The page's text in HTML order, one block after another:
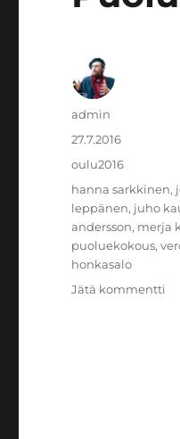
Kirjoittaja
admin
Julkaistu
27.7.2016
Kategoriat
oulu2016
Avainsanat
hanna sarkkinen,
leppänen, juho
andersson, merja
puoluekokous,
honkasalo
Jätä kommentti